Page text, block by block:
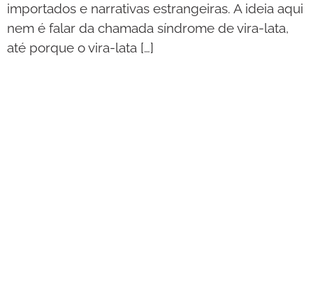
importados e narrativas estrangeiras. A ideia aqui
nem é falar da chamada síndrome de vira-lata,
até porque o vira-lata […]